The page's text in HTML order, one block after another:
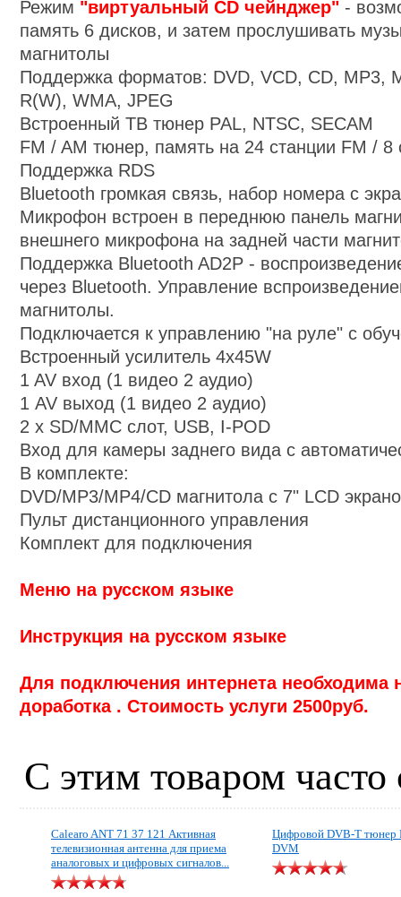
Режим "виртуальный CD чейнджер" -
память 6 дисков, и затем прослушивать
магнитолы
Поддержка форматов: DVD, VCD, CD, MP3,
R(W), WMA, JPEG
Встроенный ТВ тюнер PAL, NTSC, SECAM
FM / AM тюнер, память на 24 станции FM / 8
Поддержка RDS
Bluetooth громкая связь, набор номера с
Микрофон встроен в переднюю панель
внешнего микрофона на задней части
Поддержка Bluetooth AD2P -
через Bluetooth. Управление
магнитолы.
Подключается к управлению "на руле" с
Встроенный усилитель 4х45W
1 AV вход (1 видео 2 аудио)
1 AV выход (1 видео 2 аудио)
2 х SD/MMC слот, USB, I-POD
Вход для камеры заднего вида с
В комплекте:
DVD/MP3/MP4/CD магнитола с 7" LCD
Пульт дистанционного управления
Комплект для подключения
Меню на русском языке
Инструкция на русском языке
Для подключения интернета необходима
доработка . Стоимость услуги 2500руб.
С этим товаром часто
Calearo ANT 71 37 121 Активная
телевизионная антенна для приема
аналоговых и цифровых сигналов...
Цифровой DVB-T тюнер
DVM